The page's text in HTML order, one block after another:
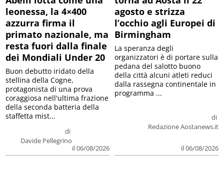
leonessa, la 4×400
azzurra firma il
primato nazionale, ma
resta fuori dalla finale
dei Mondiali Under 20
di
Davide Pellegrino
il 06/08/2026
Buon debutto iridato della
stellina della Cogne,
protagonista di una prova
coraggiosa nell'ultima frazione
della seconda batteria della
staffetta mist...
agosto e strizza
l’occhio agli Europei di
Birmingham
di
Redazione Aostanews.it
il 06/08/2026
La speranza degli
organizzatori è di portare sulla
pedana del salotto buono
della città alcuni atleti reduci
dalla rassegna continentale in
programma ...